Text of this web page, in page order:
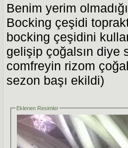
Benim yerim
Bocking çeşidi
bocking çeşidini
gelişip çoğalsın diye
comfreyin rizom
sezon başı ekildi)
Eklenen Resimler